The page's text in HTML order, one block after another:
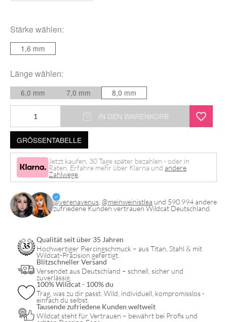
Stärke wählen:
1,6 mm
Länge wählen:
6,0 mm 7,0 mm 8,0 mm
IN DEN WARENKORB
GRÖSSENTABELLE
Jetzt kaufen, 30 Tage später bezahlen - oder in
Raten. Erfahre mehr über Klarna undandere
Zahlwege
@verenavenus @meinweinistlea und 590.994 andere
zufriedene Kunden vertrauen Wildcat Deutschland.
Qualität seit über 35 Jahren
Hochwertiger Piercingschmuck – aus Titan, Stahl & mit
Wildcat-Präzision gefertigt.
Blitzschneller Versand
Versendet aus Deutschland – schnell, sicher und
zuverlässig.
100% Wildcat - 100% du
Trag, was zu dir passt. Wild, individuell, kompromisslos -
einfach du selbst.
Tausende zufriedene Kunden weltweit
Wildcat steht für Vertrauen – bewährt bei Profis und